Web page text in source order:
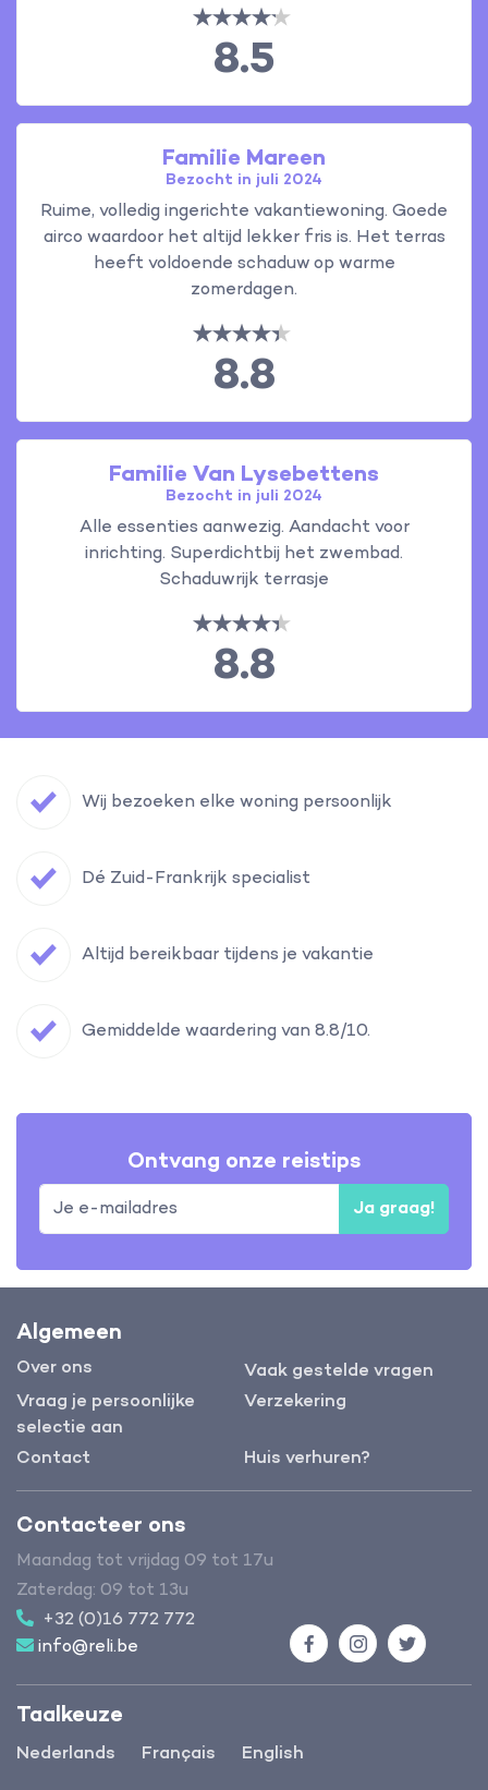
8.5
Familie Mareen
Bezocht in juli 2024
Ruime, volledig ingerichte vakantiewoning. Goede
airco waardoor het altijd lekker fris is. Het terras
heeft voldoende schaduw op warme
zomerdagen.
8.8
Familie Van Lysebettens
Bezocht in juli 2024
Alle essenties aanwezig. Aandacht voor
inrichting. Superdichtbij het zwembad.
Schaduwrijk terrasje
8.8
Wij bezoeken elke woning persoonlijk
Dé Zuid-Frankrijk specialist
Altijd bereikbaar tijdens je vakantie
Gemiddelde waardering van 8.8/10.
Ontvang onze reistips
Ja graag!
Algemeen
Over ons
Vaak gestelde vragen
Vraag je persoonlijke
selectie aan
Verzekering
Contact Huis verhuren?
Taalkeuze
Nederlands Français English
Contacteer ons
Maandag tot vrijdag 09 tot 17u
Zaterdag: 09 tot 13u
+32 (0)16 772 772
info@reli.be
FacebookInstagramTwitter